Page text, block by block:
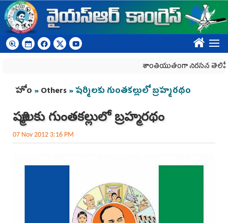
Skip to main content
????
శాంతియుతంగా నిరసన తెలిపే
You are here
హోం »Others» షర్మిలకు గుంతకల్లులో బ్రహ్మరథం
షర్మిలకు గుంతకల్లులో బ్రహ్మరథం
07 Nov 2012 3:16 PM